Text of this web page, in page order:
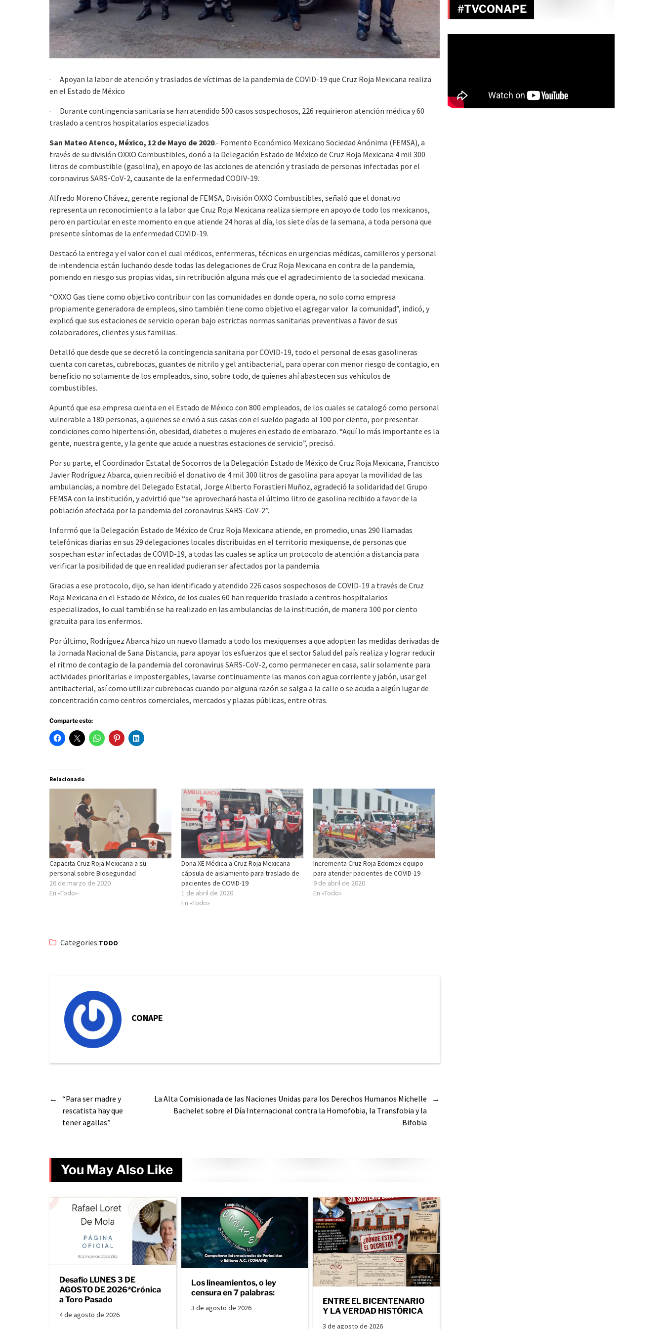
· Apoyan la labor de atención y traslados de víctimas de la pandemia de COVID-19 que Cruz Roja Mexicana realiza
en el Estado de México
· Durante contingencia sanitaria se han atendido 500 casos sospechosos, 226 requirieron atención médica y 60
traslado a centros hospitalarios especializados
San Mateo Atenco, México, 12 de Mayo de 2020.- Fomento Económico Mexicano Sociedad Anónima (FEMSA), a
través de su división OXXO Combustibles, donó a la Delegación Estado de México de Cruz Roja Mexicana 4 mil 300
litros de combustible (gasolina), en apoyo de las acciones de atención y traslado de personas infectadas por el
coronavirus SARS-CoV-2, causante de la enfermedad CODIV-19.
Alfredo Moreno Chávez, gerente regional de FEMSA, División OXXO Combustibles, señaló que el donativo
representa un reconocimiento a la labor que Cruz Roja Mexicana realiza siempre en apoyo de todo los mexicanos,
pero en particular en este momento en que atiende 24 horas al día, los siete días de la semana, a toda persona que
presente síntomas de la enfermedad COVID-19.
Destacó la entrega y el valor con el cual médicos, enfermeras, técnicos en urgencias médicas, camilleros y personal
de intendencia están luchando desde todas las delegaciones de Cruz Roja Mexicana en contra de la pandemia,
poniendo en riesgo sus propias vidas, sin retribución alguna más que el agradecimiento de la sociedad mexicana.
“OXXO Gas tiene como objetivo contribuir con las comunidades en donde opera, no solo como empresa
propiamente generadora de empleos, sino también tiene como objetivo el agregar valor la comunidad”, indicó, y
explicó que sus estaciones de servicio operan bajo estrictas normas sanitarias preventivas a favor de sus
colaboradores, clientes y sus familias.
Detalló que desde que se decretó la contingencia sanitaria por COVID-19, todo el personal de esas gasolineras
cuenta con caretas, cubrebocas, guantes de nitrilo y gel antibacterial, para operar con menor riesgo de contagio, en
beneficio no solamente de los empleados, sino, sobre todo, de quienes ahí abastecen sus vehículos de
combustibles.
Apuntó que esa empresa cuenta en el Estado de México con 800 empleados, de los cuales se catalogó como personal
vulnerable a 180 personas, a quienes se envió a sus casas con el sueldo pagado al 100 por ciento, por presentar
condiciones como hipertensión, obesidad, diabetes o mujeres en estado de embarazo. “Aquí lo más importante es la
gente, nuestra gente, y la gente que acude a nuestras estaciones de servicio”, precisó.
Por su parte, el Coordinador Estatal de Socorros de la Delegación Estado de México de Cruz Roja Mexicana, Francisco
Javier Rodríguez Abarca, quien recibió el donativo de 4 mil 300 litros de gasolina para apoyar la movilidad de las
ambulancias, a nombre del Delegado Estatal, Jorge Alberto Forastieri Muñoz, agradeció la solidaridad del Grupo
FEMSA con la institución, y advirtió que “se aprovechará hasta el último litro de gasolina recibido a favor de la
población afectada por la pandemia del coronavirus SARS-CoV-2”.
Informó que la Delegación Estado de México de Cruz Roja Mexicana atiende, en promedio, unas 290 llamadas
telefónicas diarias en sus 29 delegaciones locales distribuidas en el territorio mexiquense, de personas que
sospechan estar infectadas de COVID-19, a todas las cuales se aplica un protocolo de atención a distancia para
verificar la posibilidad de que en realidad pudieran ser afectados por la pandemia.
Gracias a ese protocolo, dijo, se han identificado y atendido 226 casos sospechosos de COVID-19 a través de Cruz
Roja Mexicana en el Estado de México, de los cuales 60 han requerido traslado a centros hospitalarios
especializados, lo cual también se ha realizado en las ambulancias de la institución, de manera 100 por ciento
gratuita para los enfermos.
Por último, Rodríguez Abarca hizo un nuevo llamado a todo los mexiquenses a que adopten las medidas derivadas de
la Jornada Nacional de Sana Distancia, para apoyar los esfuerzos que el sector Salud del país realiza y lograr reducir
el ritmo de contagio de la pandemia del coronavirus SARS-CoV-2, como permanecer en casa, salir solamente para
actividades prioritarias e impostergables, lavarse continuamente las manos con agua corriente y jabón, usar gel
antibacterial, así como utilizar cubrebocas cuando por alguna razón se salga a la calle o se acuda a algún lugar de
concentración como centros comerciales, mercados y plazas públicas, entre otras.
Comparte esto:
Relacionado
Capacita Cruz Roja Mexicana a su
personal sobre Bioseguridad
26 de marzo de 2020
En «Todo»
Dona XE Médica a Cruz Roja Mexicana
cápsula de aislamiento para traslado de
pacientes de COVID-19
1 de abril de 2020
En «Todo»
Incrementa Cruz Roja Edomex equipo
para atender pacientes de COVID-19
9 de abril de 2020
En «Todo»
Categories:TODO
CONAPE
←
“Para ser madre y
rescatista hay que
tener agallas”
→
La Alta Comisionada de las Naciones Unidas para los Derechos Humanos Michelle
Bachelet sobre el Día Internacional contra la Homofobia, la Transfobia y la
Bifobia
You May Also Like
Desafío LUNES 3 DE
AGOSTO DE 2026*Crónica
a Toro Pasado
4 de agosto de 2026
Los lineamientos, o ley
censura en 7 palabras:
3 de agosto de 2026
ENTRE EL BICENTENARIO
Y LA VERDAD HISTÓRICA
3 de agosto de 2026
#TVCONAPE